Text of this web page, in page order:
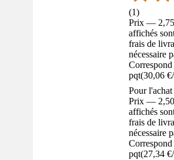
(1)
Prix —
affichés
frais de
nécessaire
pqt(30,06 €/
Pour
Prix —
affichés
frais de
nécessaire
pqt(27,34 €/